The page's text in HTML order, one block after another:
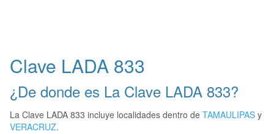
Clave LADA 833
¿De donde es La Clave LADA 833?
La Clave LADA 833 incluye localidades dentro de TAMAULIPAS y
VERACRUZ.